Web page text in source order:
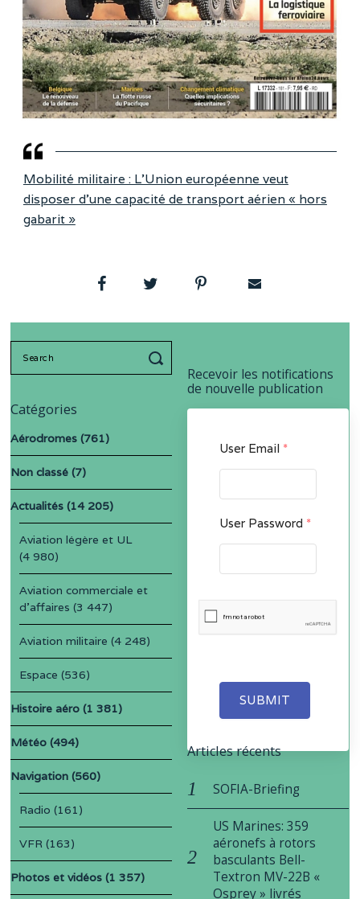
Mobilité militaire : L’Union européenne veut
disposer d’une capacité de transport aérien « hors
gabarit »
Recevoir les notifications
de nouvelle publication
User Email *
User Password *
SUBMIT
Catégories
Aérodromes (761)
Non classé (7)
Actualités (14 205)
Aviation légère et UL
(4 980)
Aviation commerciale et
d'affaires (3 447)
Aviation militaire (4 248)
Espace (536)
Histoire aéro (1 381)
Météo (494)
Navigation (560)
Radio (161)
VFR (163)
Photos et vidéos (1 357)
Articles récents
SOFIA-Briefing
US Marines: 359
aéronefs à rotors
basculants Bell-
Textron MV-22B «
Osprey » livrés